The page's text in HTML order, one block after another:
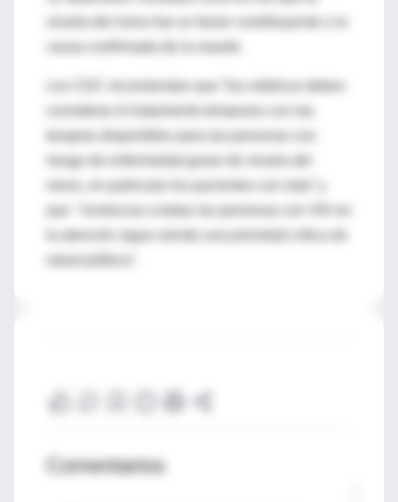
terapias disponibles para las personas con
riesgo de enfermedad grave de viruela del
la atención sigue siendo una prioridad crítica de
Comentarios